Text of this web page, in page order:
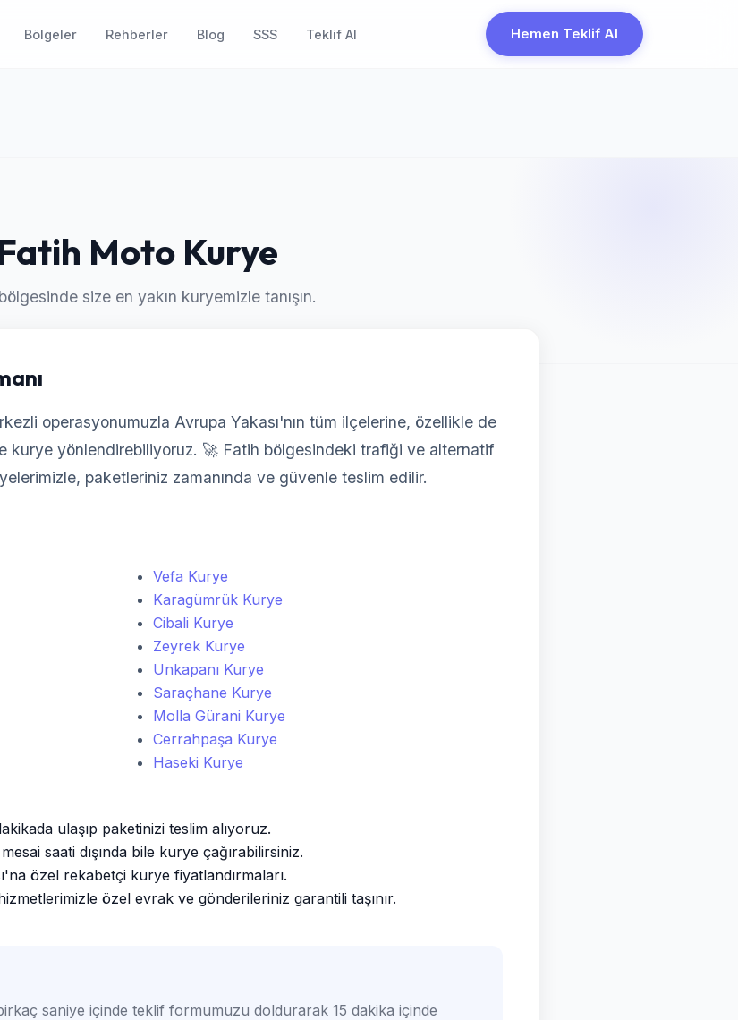
Bölgeler Rehberler Blog SSS Teklif Al Hemen Teklif Al
Moto Kurye
size en yakın kuryemizle tanışın.
operasyonumuzla Avrupa Yakası'nın tüm ilçelerine, özellikle de
kurye yönlendirebiliyoruz. 🚀 Fatih bölgesindeki trafiği ve alternatif
paketleriniz zamanında ve güvenle teslim edilir.
Vefa Kurye
Karagümrük Kurye
Cibali Kurye
Zeyrek Kurye
Unkapanı Kurye
Saraçhane Kurye
Molla Gürani Kurye
Cerrahpaşa Kurye
Haseki Kurye
ulaşıp paketinizi teslim alıyoruz.
saati dışında bile kurye çağırabilirsiniz.
özel rekabetçi kurye fiyatlandırmaları.
özel evrak ve gönderileriniz garantili taşınır.
saniye içinde teklif formumuzu doldurarak 15 dakika içinde